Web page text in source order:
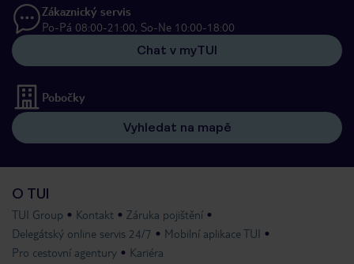
Zákaznický servis
Po-Pá 08:00-21:00, So-Ne 10:00-18:00
Chat v myTUI
Pobočky
Vyhledat na mapě
O TUI
TUI Group Kontakt
Záruka pojištění
Delegátský online servis 24/7
Mobilní aplikace TUI
Pro cestovní agentury
Kariéra